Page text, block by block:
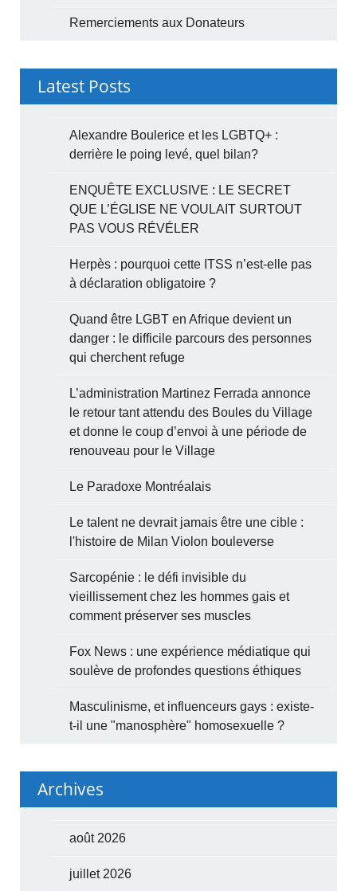
Remerciements aux Donateurs
Latest Posts
Alexandre Boulerice et les LGBTQ+ :
derrière le poing levé, quel bilan?
ENQUÊTE EXCLUSIVE : LE SECRET
QUE L’ÉGLISE NE VOULAIT SURTOUT
PAS VOUS RÉVÉLER
Herpès : pourquoi cette ITSS n’est-elle pas
à déclaration obligatoire ?
Quand être LGBT en Afrique devient un
danger : le difficile parcours des personnes
qui cherchent refuge
L’administration Martinez Ferrada annonce
le retour tant attendu des Boules du Village
et donne le coup d’envoi à une période de
renouveau pour le Village
Le Paradoxe Montréalais
Le talent ne devrait jamais être une cible :
l'histoire de Milan Violon bouleverse
Sarcopénie : le défi invisible du
vieillissement chez les hommes gais et
comment préserver ses muscles
Fox News : une expérience médiatique qui
soulève de profondes questions éthiques
Masculinisme, et influenceurs gays : existe-
t-il une "manosphère" homosexuelle ?
Archives
août 2026
juillet 2026